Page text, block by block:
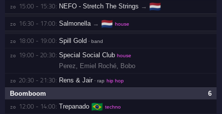
zo 15:00 - 15:30: NEFO - Stretch The Strings → 🇳🇱
zo 16:30 - 17:00: Salmonella → 🇳🇱 house
zo 18:00 - 19:00: Spill Gold · band
zo 19:00 - 20:30: Special Social Club house
Perez Emiel Roché Bobo
zo 20:30 - 21:30: Rens & Jair · rap hip hop
6
Boomboom
zo 12:00 - 14:00: Trepanado 🇧🇷 techno